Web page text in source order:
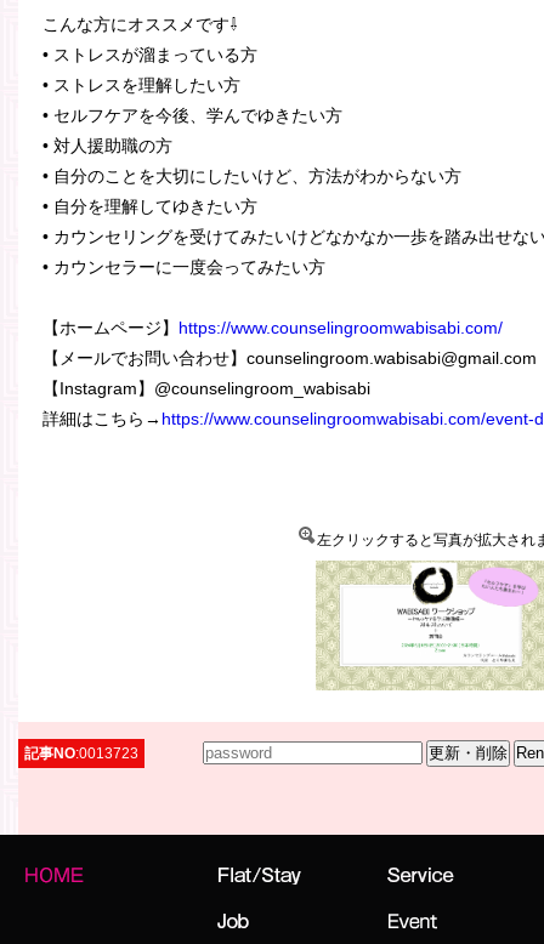
こんな方にオススメです⇩
• ストレスが溜まっている方
• ストレスを理解したい方
• セルフケアを今後、学んでゆきたい方
• 対人援助職の方
• 自分のことを大切にしたいけど、方法がわからない方
• 自分を理解してゆきたい方
• カウンセリングを受けてみたいけどなかなか一歩を踏み出せな
• カウンセラーに一度会ってみたい方
【ホームページ】 https://www.counselingroomwabisabi.com/
【メールでお問い合わせ】counselingroom.wabisabi@gmail.com
【Instagram】@counselingroom_wabisabi
詳細はこちら→ https://www.counselingroomwabisabi.com/event-
左クリックすると写真が拡大され
記事NO:0013723